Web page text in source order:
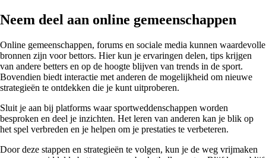
Neem deel aan online gemeenschappen
Online gemeenschappen, forums en sociale media kunnen waardevolle
bronnen zijn voor bettors. Hier kun je ervaringen delen, tips krijgen
van andere betters en op de hoogte blijven van trends in de sport.
Bovendien biedt interactie met anderen de mogelijkheid om nieuwe
strategieën te ontdekken die je kunt uitproberen.
Sluit je aan bij platforms waar sportweddenschappen worden
besproken en deel je inzichten. Het leren van anderen kan je blik op
het spel verbreden en je helpen om je prestaties te verbeteren.
Door deze stappen en strategieën te volgen, kun je de weg vrijmaken